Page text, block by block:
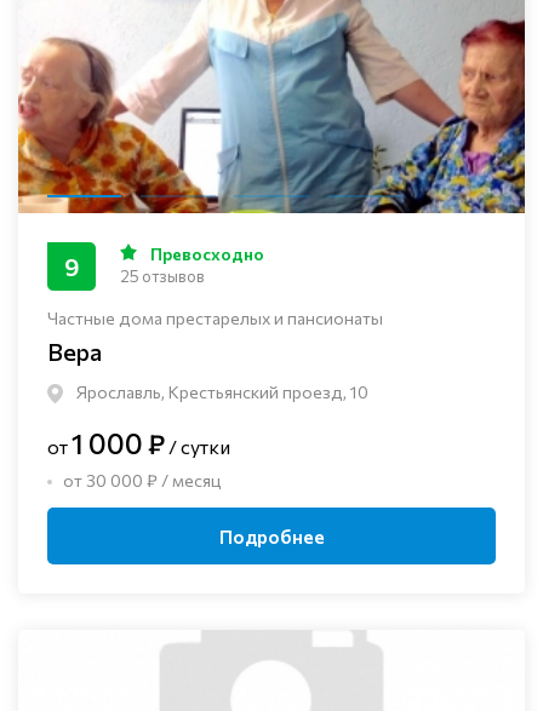
Частные дома престарелых и пансионаты
Вера
Ярославль, Крестьянский проезд, 10
9 Превосходно
25 отзывов
от1 000 ₽ / сутки
от 30 000 ₽ / месяц
Подробнее